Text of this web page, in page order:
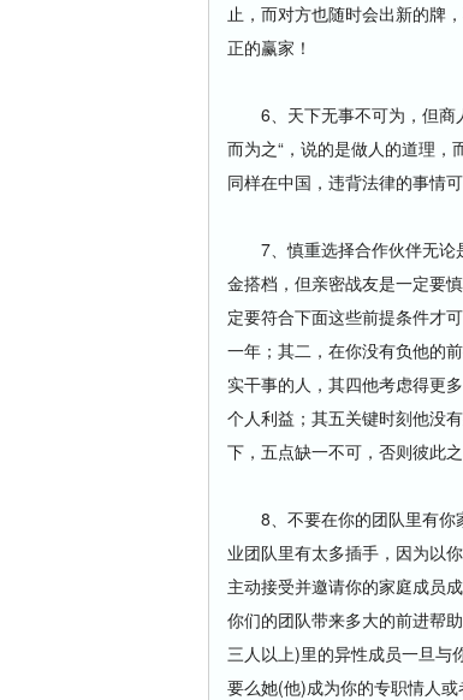
止，而对方也随时会出新的牌
正的赢家！
6、天下无事不可为，但商
而为之“，说的是做人的道理，
同样在中国，违背法律的事情
7、慎重选择合作伙伴无论
金搭档，但亲密战友是一定要
定要符合下面这些前提条件才
一年；其二，在你没有负他的
实干事的人，其四他考虑得更
个人利益；其五关键时刻他没
下，五点缺一不可，否则彼此
8、不要在你的团队里有你
业团队里有太多插手，因为以
主动接受并邀请你的家庭成员
你们的团队带来多大的前进帮
三人以上)里的异性成员一旦与
要么她(他)成为你的专职情人